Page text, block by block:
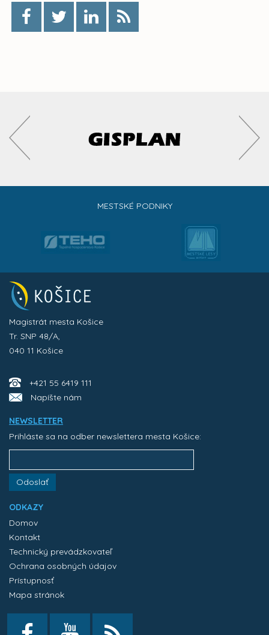
MESTSKÉ PODNIKY
Magistrát mesta Košice
Tr. SNP 48/A,
040 11 Košice
+421 55 6419 111
Napíšte nám
NEWSLETTER
Prihláste sa na odber newslettera mesta Košice:
Odoslať
ODKAZY
Domov
Kontakt
Technický prevádzkovateľ
Ochrana osobných údajov
Prístupnosť
Mapa stránok